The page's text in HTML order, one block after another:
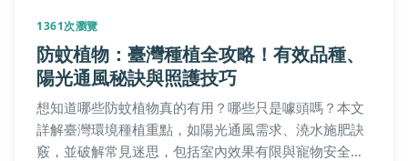
維茲拉犬完整指南：品種特點、飼養秘訣
與常見問題解答
您是否正在考慮飼養維茲拉犬？這篇文章提供全面的品
種介紹，包括維茲拉犬的歷史、性格、運動需求、健康
問題和訓練技巧，幫助您從決策到日常照顧都能輕鬆應
對。
發布日期：2026-01-01